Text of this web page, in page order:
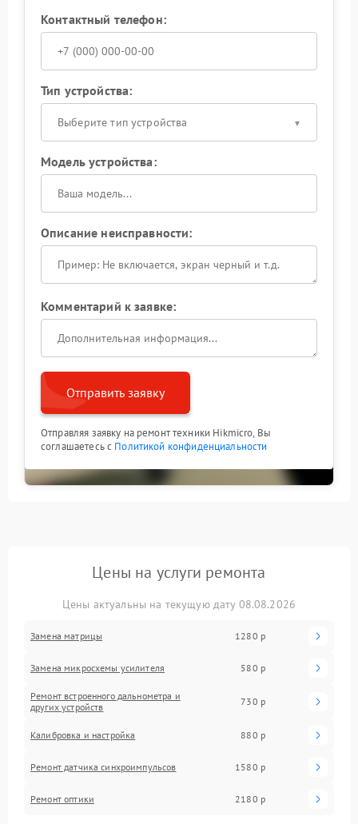
Контактный телефон:
Тип устройства:
Выберите тип устройства
Модель устройства:
Описание неисправности:
Комментарий к заявке:
Отправить заявку
Отправляя заявку на ремонт техники Hikmicro, Вы
соглашаетесь с Политикой конфиденциальности
Цены на услуги ремонта
Цены актуальны на текущую дату 08.08.2026
Замена матрицы 1280 р
Замена микросхемы усилителя 580 р
Ремонт встроенного дальнометра и
других устройств
730 р
Калибровка и настройка 880 р
Ремонт датчика синхроимпульсов 1580 р
Ремонт оптики 2180 р